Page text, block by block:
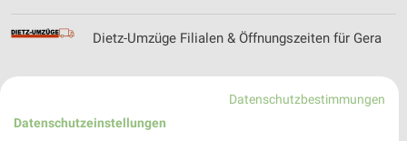
Dietz-Umzüge Filialen & Öffnungszeiten für Gera
Dietz Hörzentrum Filialen & Öffnungszeiten für
Datenschutzbestimmungen
Datenschutzeinstellungen